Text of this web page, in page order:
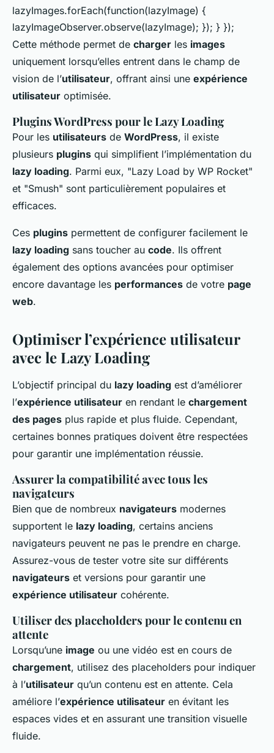
lazyImages.forEach(function(lazyImage) {
lazyImageObserver.observe(lazyImage); }); } });
Cette méthode permet de charger les images
uniquement lorsqu’elles entrent dans le champ de
vision de l’utilisateur, offrant ainsi une expérience
utilisateur optimisée.
Plugins WordPress pour le Lazy Loading
Pour les utilisateurs de WordPress, il existe
plusieurs plugins qui simplifient l’implémentation du
lazy loading. Parmi eux, "Lazy Load by WP Rocket"
et "Smush" sont particulièrement populaires et
efficaces.
Ces plugins permettent de configurer facilement le
lazy loading sans toucher au code. Ils offrent
également des options avancées pour optimiser
encore davantage les performances de votre page
web.
Optimiser l’expérience utilisateur
avec le Lazy Loading
L’objectif principal du lazy loading est d’améliorer
l’expérience utilisateur en rendant le chargement
des pages plus rapide et plus fluide. Cependant,
certaines bonnes pratiques doivent être respectées
pour garantir une implémentation réussie.
Assurer la compatibilité avec tous les
navigateurs
Bien que de nombreux navigateurs modernes
supportent le lazy loading, certains anciens
navigateurs peuvent ne pas le prendre en charge.
Assurez-vous de tester votre site sur différents
navigateurs et versions pour garantir une
expérience utilisateur cohérente.
Utiliser des placeholders pour le contenu en
attente
Lorsqu’une image ou une vidéo est en cours de
chargement, utilisez des placeholders pour indiquer
à l’utilisateur qu’un contenu est en attente. Cela
améliore l’expérience utilisateur en évitant les
espaces vides et en assurant une transition visuelle
fluide.